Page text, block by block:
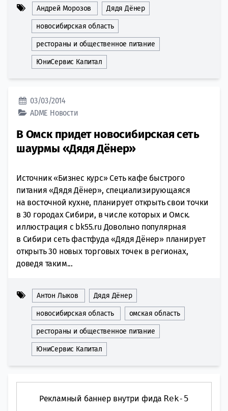
Андрей Морозов Дядя Дёнер
новосибирская область
рестораны и общественное питание
ЮниСервис Капитал
03/03/2014
ADME Новости
В Омск придет новосибирская сеть
шаурмы «Дядя Дёнер»
Источник «Бизнес курс» Сеть кафе быстрого
питания «Дядя Дёнер», специализирующаяся
на восточной кухне, планирует открыть свои точки
в 30 городах Сибири, в числе которых и Омск.
иллюстрация с bk55.ru Довольно популярная
в Сибири сеть фастфуда «Дядя Дёнер» планирует
открыть 30 новых торговых точек в регионах,
доведя таким...
Антон Лыков Дядя Дёнер
новосибирская область омская область
рестораны и общественное питание
ЮниСервис Капитал
Рекламный баннер внутри фида Rek-5